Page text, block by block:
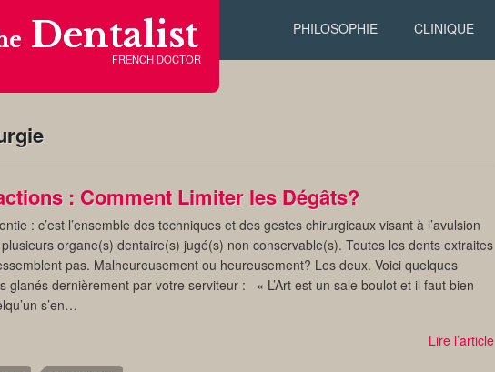
Dentalist
FRENCH DOCTOR
PHILOSOPHIE CLINIQUE
: Comment Limiter les Dégâts?
: c’est l’ensemble des techniques et des gestes chirurgicaux visant à l’avulsion
plusieurs organe(s) dentaire(s) jugé(s) non conservable(s). Toutes les dents extraites
pas. Malheureusement ou heureusement? Les deux. Voici quelques
glanés dernièrement par votre serviteur : « L’Art est un sale boulot et il faut bien
s’en…
Lire l’article